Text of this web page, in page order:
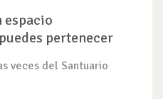
espacio
pertenecer
veces del Santuario